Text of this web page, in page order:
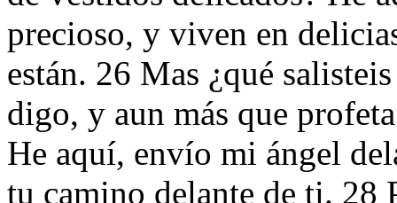
precioso, y viven en
están. 26 Mas ¿qué
digo, y aun más que
He aquí, envío mi ángel
tu camino delante de ti. 28